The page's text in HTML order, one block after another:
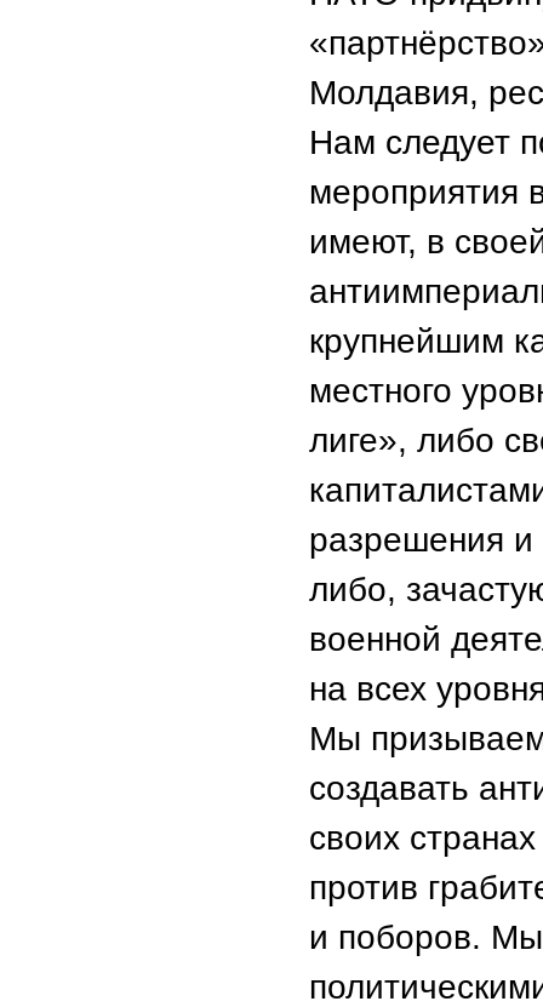
Молдавия,
Нам следует
мероприятия
имеют, в
крупнейшим
местного
лиге», либо
разрешения
либо,
военной
на всех
Мы
создавать
своих
против
и поборов.